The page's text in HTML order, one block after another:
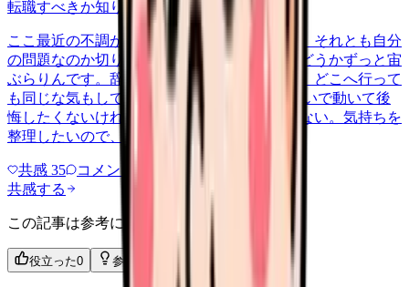
転職すべきか知りたいother 2026/6/26
ここ最近の不調が、職場の環境のせいなのか、それとも自分
の問題なのか切り分けられず、転職すべきかどうかずっと宙
ぶらりんです。辞めれば楽になる気もするし、どこへ行って
も同じな気もして、決め手がありません。 勢いで動いて後
悔したくないけれど、このまま留まる根拠もない。気持ちを
整理したいので、判断材料の集…
共感 35 コメント
共感する
この記事は参考になりましたか？
役立った0 参考になった